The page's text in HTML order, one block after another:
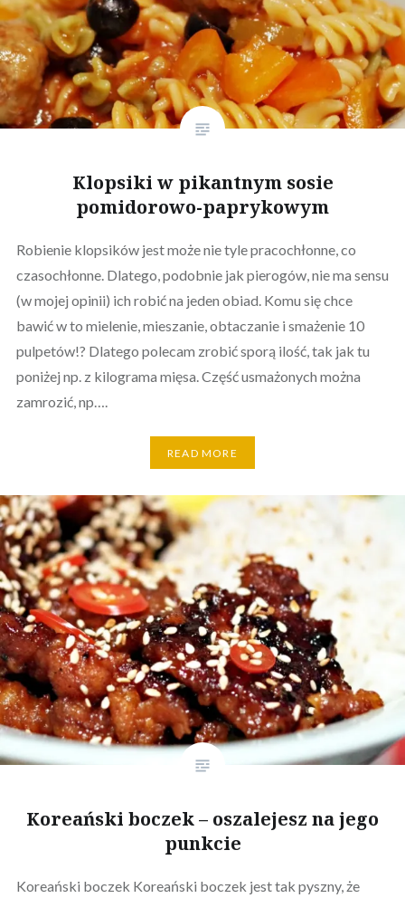
Klopsiki w pikantnym sosie
pomidorowo-paprykowym
Robienie klopsików jest może nie tyle pracochłonne, co
czasochłonne. Dlatego, podobnie jak pierogów, nie ma sensu
(w mojej opinii) ich robić na jeden obiad. Komu się chce
bawić w to mielenie, mieszanie, obtaczanie i smażenie 10
pulpetów!? Dlatego polecam zrobić sporą ilość, tak jak tu
poniżej np. z kilograma mięsa. Część usmażonych można
zamrozić, np….
READ MORE
Koreański boczek – oszalejesz na jego
punkcie
Koreański boczek Koreański boczek jest tak pyszny, że